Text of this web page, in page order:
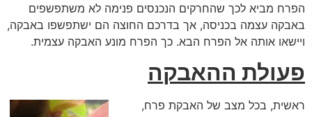
הפרח מביא לכך שהחרקים הנכנסים פנימה לא משתפשפים
באבקה עצמה בכניסה, אך בדרכם החוצה הם ישתפשפו באבקה,
ויישאו אותה אל הפרח הבא. כך הפרח מונע האבקה עצמית.
פעולת ההאבקה
ראשית, בכל מצב של האבקת פרח,